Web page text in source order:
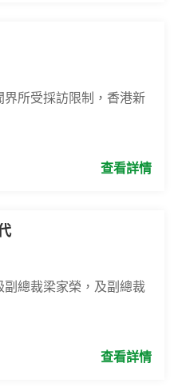
所受採訪限制，香港新
查看詳情
總裁梁家榮，及副總裁
查看詳情